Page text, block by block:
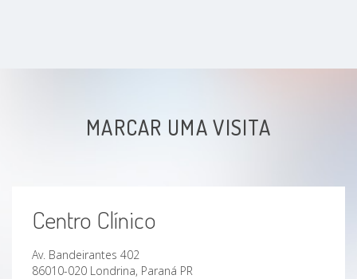
MARCAR UMA VISITA
Centro Clínico
Av. Bandeirantes 402
86010-020 Londrina, Paraná PR